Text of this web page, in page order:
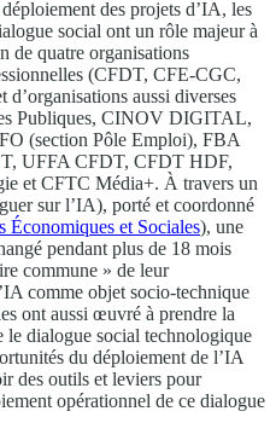
des projets d’IA, les
social ont un rôle majeur à
de quatre organisations
(CFDT, CFE-CGC,
aussi diverses
Publiques, CINOV DIGITAL,
(section Pôle Emploi), FBA
UFFA CFDT, CFDT HDF,
et CFTC Média+. À travers un
sur l’IA), porté et coordonné
Économiques et Sociales), une
pendant plus de 18 mois
commune » de leur
comme objet socio-technique
ont aussi œuvré à prendre la
le dialogue social technologique
du déploiement de l’IA
des outils et leviers pour
opérationnel de ce dialogue